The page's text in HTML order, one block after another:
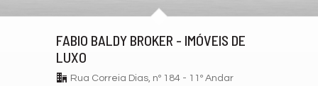
FABIO BALDY BROKER - IMÓVEIS DE
LUXO
Rua Correia Dias, nº 184 - 11º Andar